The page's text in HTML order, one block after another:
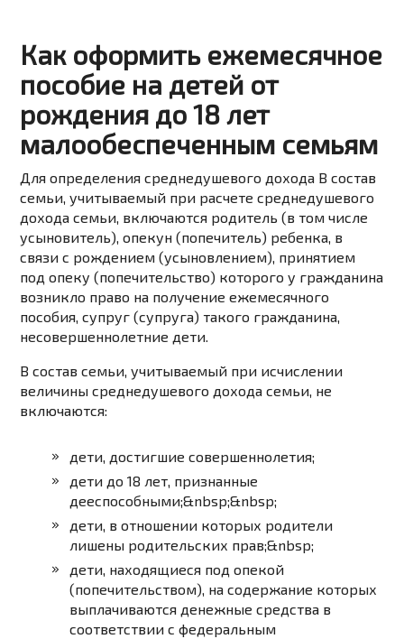
Как оформить ежемесячное
пособие на детей от
рождения до 18 лет
малообеспеченным семьям
Для определения среднедушевого дохода В состав
семьи, учитываемый при расчете среднедушевого
дохода семьи, включаются родитель (в том числе
усыновитель), опекун (попечитель) ребенка, в
связи с рождением (усыновлением), принятием
под опеку (попечительство) которого у гражданина
возникло право на получение ежемесячного
пособия, супруг (супруга) такого гражданина,
несовершеннолетние дети.
В состав семьи, учитываемый при исчислении
величины среднедушевого дохода семьи, не
включаются:
дети, достигшие совершеннолетия;
дети до 18 лет, признанные
дееспособными;&nbsp;&nbsp;
дети, в отношении которых родители
лишены родительских прав;&nbsp;
дети, находящиеся под опекой
(попечительством), на содержание которых
выплачиваются денежные средства в
соответствии с федеральным